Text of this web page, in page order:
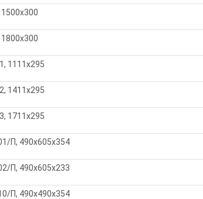
1111х295
1411х295
1711х295
П, 490x605х354
П, 490x605х233
П, 490x490x354